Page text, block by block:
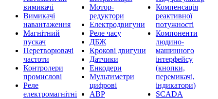
вимикачі
Вимикачі
навантаження
Магнітний
пускач
Перетворювачі
частоти
Контролери
промислові
Реле
електромагнітні
Мотор-
редуктори
Електродвигуни
Реле часу
ДБЖ
Крокові двигуни
Датчики
Енкодери
Мультиметри
цифрові
АВР
Компенсація
реактивної
потужності
Компоненти
людино-
машинного
інтерфейсу
(кнопки,
перемикачі,
індикатори)
SCADA